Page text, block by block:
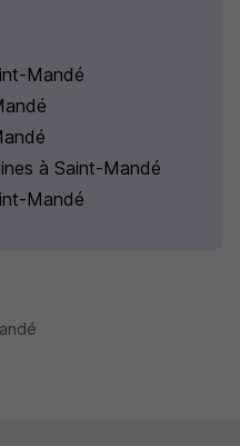
Mandé
à Saint-Mandé
Mandé